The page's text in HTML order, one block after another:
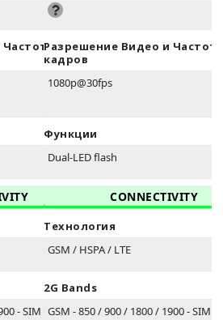
- SIM 1 & SIM 2
Разрешение Видео и Частота
кадров
1080p@30fps
Функции
Dual-LED flash
CONNECTIVITY
Технология
GSM / HSPA / LTE
2G Bands
GSM - 850 / 900 / 1800 / 1900 - SIM 1